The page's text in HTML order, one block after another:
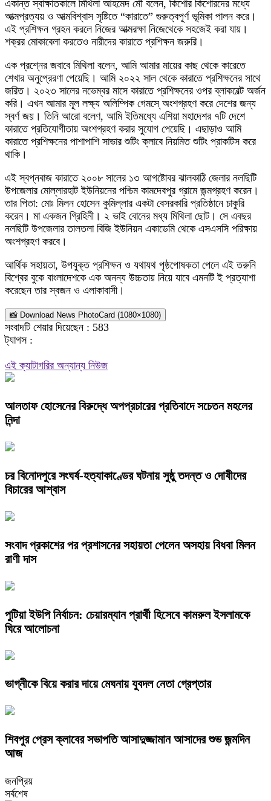
একান্ত স্বাক্ষাতকালে মিথিলা আহমেদ মৌ বলেন, কিশোর কিশোরদের মধ্যে
আত্মপ্রত্যয় ও আত্মবিশ্বাস সৃষ্টিতে “কারাতে” গুরুত্বপূর্ণ ভূমিকা পালন করে।
এই প্রশিক্ষন গ্রহন করলে নিজের আত্মরক্ষা নিজেথেকে সহজেই করা যায়।
শক্রর মোকাবেলা করতেও নারীদের কারাতে প্রশিক্ষন জরুরি।
এক প্রশ্নের জবাবে মিথিলা বলেন, আমি আমার মায়ের কাছ থেকে কারেতে
শেখার অনুপ্রেরণা পেয়েছি। আমি ২০২২ সাল থেকে কারাতে প্রশিক্ষনের সাথে
জরিত। ২০২৩ সালের নভেম্বর মাসে কারাতে প্রশিক্ষনের ওপর ব্লাকবেল্ট অর্জন
করি। এখন আমার মূল লক্ষ্য অলিম্পিক গেমসে্ অংশগ্রহণ করে দেশের জন্য
স্বর্ণ জয়। তিনি আরো বলেণ, আমি ইতিমধ্যে এশিয়া মহাদেশর ৭টি দেশে
কারাতে প্রতিযোগীতায় অংশগ্রহণ করার সুযোগ পেয়েছি। এছাড়াও আমি
কারাতে প্রশিক্ষনের পাশাপাশি সাভার শুটিং ক্লাবে নিয়মিত শুটিং প্রাকটিস করে
থাকি।
এই স্বপ্নবাজ কারাতে ২০০৮ সালের ১৩ আগষ্টোবর ঝালকাঠি জেলার নলছিটি
উপজেলার মোল্লারহাট ইউনিয়নের পশ্চিম কামদেবপুর গ্রামে জন্মগ্রহণ করেন।
তার পিতা: মোঃ মিলন হোসেন কুমিল্লার একটা বেসরকারি প্রতিষ্ঠানে চাকুরি
করেন। মা একজন গ্রিহিনী। ২ ভাই বোনের মধ্য মিথিলা ছোট। সে এবছর
নলছিটি উপজেলার তালতলা বিজি ইউনিয়ন একাডেমি থেকে এসএসসি পরিক্ষায়
অংশগ্রহণ করবে।
আর্থিক সহায়তা, উপযুক্ত প্রশিক্ষন ও যথাযথ পৃষ্ঠপোষকতা পেলে এই তরুনি
বিশ্বের বুকে বাংলাদেশকে এক অনন্য উচ্চতায় নিয়ে যাবে এমনটি ই প্রত্যাশা
করেছেন তার স্বজন ও এলাকাবাসী।
📸 Download News PhotoCard (1080×1080)
সংবাদটি শেয়ার দিয়েছেন : 583
ট্যাগস :
এই ক্যাটাগরির অন্যান্য নিউজ
আলতাফ হোসেনের বিরুদ্ধে অপপ্রচারের প্রতিবাদে সচেতন মহলের
নিন্দা
চর বিনোদপুরে সংঘর্ষ-হত্যাকাণ্ডের ঘটনায় সুষ্ঠু তদন্ত ও দোষীদের
বিচারের আশ্বাস
সংবাদ প্রকাশের পর প্রশাসনের সহায়তা পেলেন অসহায় বিধবা মিলন
রাণী দাস
পুটিয়া ইউপি নির্বাচন: চেয়ারম্যান প্রার্থী হিসেবে কামরুল ইসলামকে
ঘিরে আলোচনা
ভাগ্নীকে বিয়ে করার দায়ে মেঘনায় যুবদল নেতা গ্রেপ্তার
শিবপুর প্রেস ক্লাবের সভাপতি আসাদুজ্জামান আসাদের শুভ জন্মদিন
আজ
জনপ্রিয়
সর্বশেষ